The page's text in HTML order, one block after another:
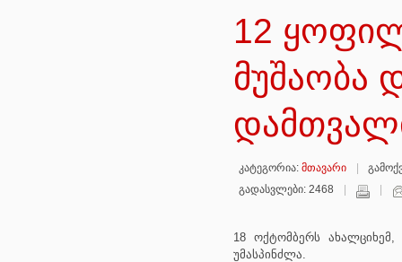
12
მუშაობა
კატეგორია: მთავარი
გადასვლები: 2468
18 ოქტომბერს ახალციხემ,
უმასპინძლა.